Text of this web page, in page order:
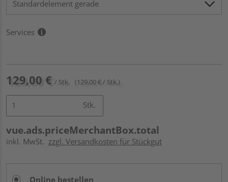
Services
129,00 € / Stk. (129,00 € / Stk.)
Stk.
vue.ads.priceMerchantBox.total
inkl. MwSt. zzgl. Versandkosten für Stückgut
Online bestellen